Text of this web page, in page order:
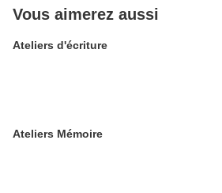
Vous aimerez aussi
Ateliers d'écriture
Ateliers Mémoire